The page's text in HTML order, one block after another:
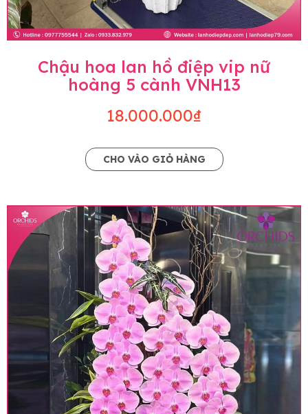
Chậu hoa lan hồ điệp vip nữ
hoàng 5 cành VNH13
18.000.000₫
CHO VÀO GIỎ HÀNG